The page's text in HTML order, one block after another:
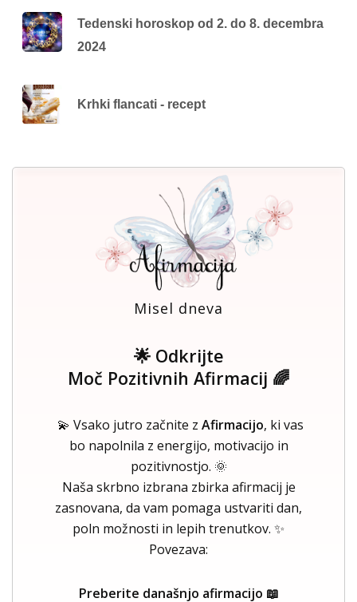
Tedenski horoskop od 2. do 8. decembra
2024
Krhki flancati - recept
Misel dneva
🌟 Odkrijte
Moč Pozitivnih Afirmacij 🌈
💫 Vsako jutro začnite z Afirmacijo, ki vas
bo napolnila z energijo, motivacijo in
pozitivnostjo. 🌞
Naša skrbno izbrana zbirka afirmacij je
zasnovana, da vam pomaga ustvariti dan,
poln možnosti in lepih trenutkov. ✨
Povezava:
Preberite današnjo afirmacijo 📖